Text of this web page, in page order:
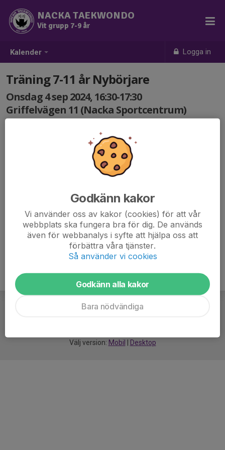
Kalender Logga in
NACKA TAEKWONDO
Vit grupp 7-9 år
Träning 7-11 år Nybörjare
Onsdag 4 sep 2024, 16:30-17:30
Griffelvägen 11 (Nacka Sportcentrum)
Välj version: Mobil Desktop
Godkänn kakor
Vi använder oss av kakor (cookies) för att vår
webbplats ska fungera bra för dig. De används
även för webbanalys i syfte att hjälpa oss att
förbättra våra tjänster.
Så använder vi cookies
Godkänn alla kakor
Bara nödvändiga